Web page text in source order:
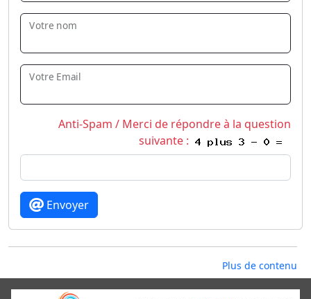
Votre nom
Votre Email
Anti-Spam / Merci de répondre à la question
suivante :
Envoyer
Plus de contenu